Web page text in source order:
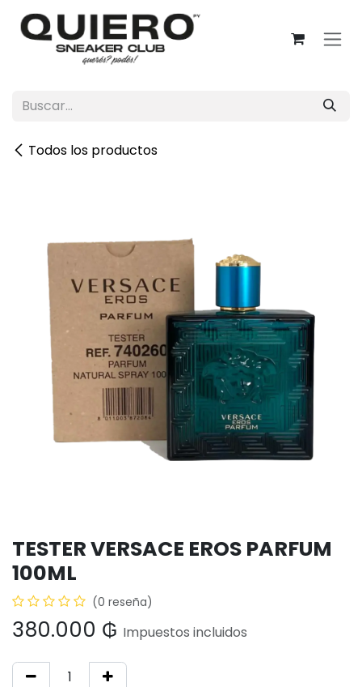
Ir al contenido
Todos los productos
TESTER VERSACE EROS PARFUM
100ML
(0 reseña)
380.000 ₲ Impuestos incluidos